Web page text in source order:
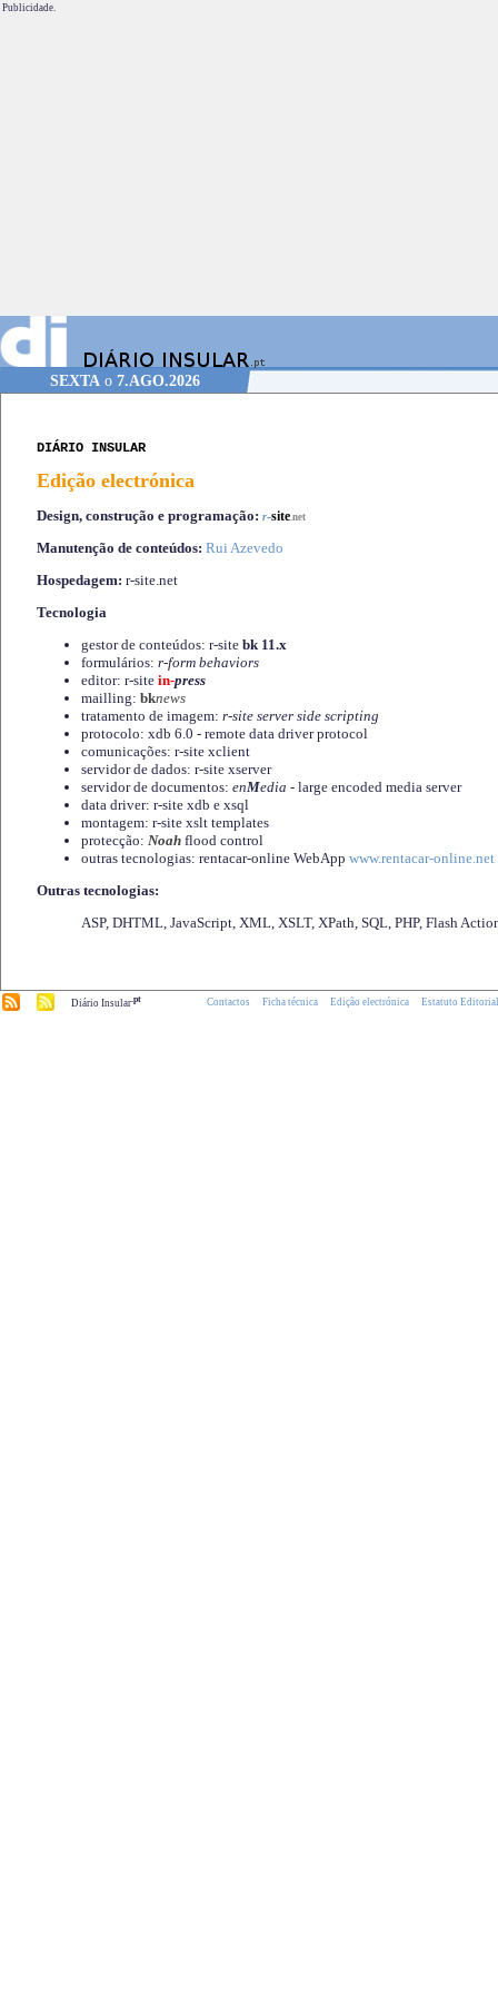
Publicidade.
SEXTA o 7.AGO.2026
DIÁRIO INSULAR
Edição electrónica
Design, construção e programação: r-site.net
Manutenção de conteúdos: Rui Azevedo
Hospedagem: r-site.net
Tecnologia
gestor de conteúdos: r-site bk 11.x
formulários: r-form behaviors
editor: r-site in-press
mailling: bknews
tratamento de imagem: r-site server side scripting
protocolo: xdb 6.0 - remote data driver protocol
comunicações: r-site xclient
servidor de dados: r-site xserver
servidor de documentos: enMedia - large encoded media server
data driver: r-site xdb e xsql
montagem: r-site xslt templates
protecção: Noah flood control
outras tecnologias: rentacar-online WebApp www.rentacar-online.net
Outras tecnologias:
ASP, DHTML, JavaScript, XML, XSLT, XPath, SQL, PHP, Flash
Diário Insular.pt Contactos Ficha técnica Edição electrónica Estatuto Editorial